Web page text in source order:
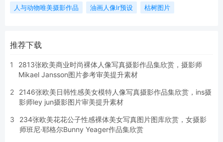
人与动物唯美摄影作品
油画人像lr预设 枯树图片
推荐下载
1
2813张欧美商业时尚裸体人像写真摄影作品集欣赏，摄影师
Mikael Jansson图片参考审美提升素材
2
2146张欧美日韩性感美女模特人像写真摄影作品集欣赏，ins摄
影师ley jun摄影图片审美提升素材
3
234张欧美花花公子性感裸体美女写真图片图库欣赏，女摄影
师班尼·耶格尔Bunny Yeager作品集欣赏